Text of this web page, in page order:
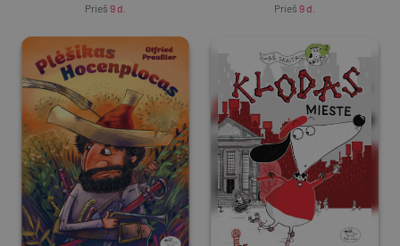
Prieš 9 d. Prieš 9 d.